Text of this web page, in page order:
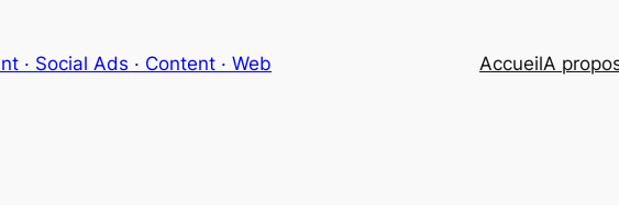
· Social Ads · Content · Web AccueilA